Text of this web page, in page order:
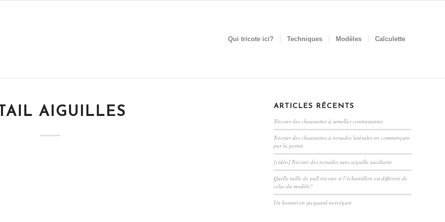
Qui tricote ici? Techniques Modèles Calculette
AIGUILLES
ARTICLES RÉCENTS
Tricoter des chaussettes à semelles contrastantes
Tricoter des chaussettes à torsades latérales en commençant
par la pointe
[vidéo] Tricoter des torsades sans aiguille auxiliaire
Quelle taille de pull tricoter si l’échantillon est différent de
celui du modèle?
Un bonnet en jacquard norvégien